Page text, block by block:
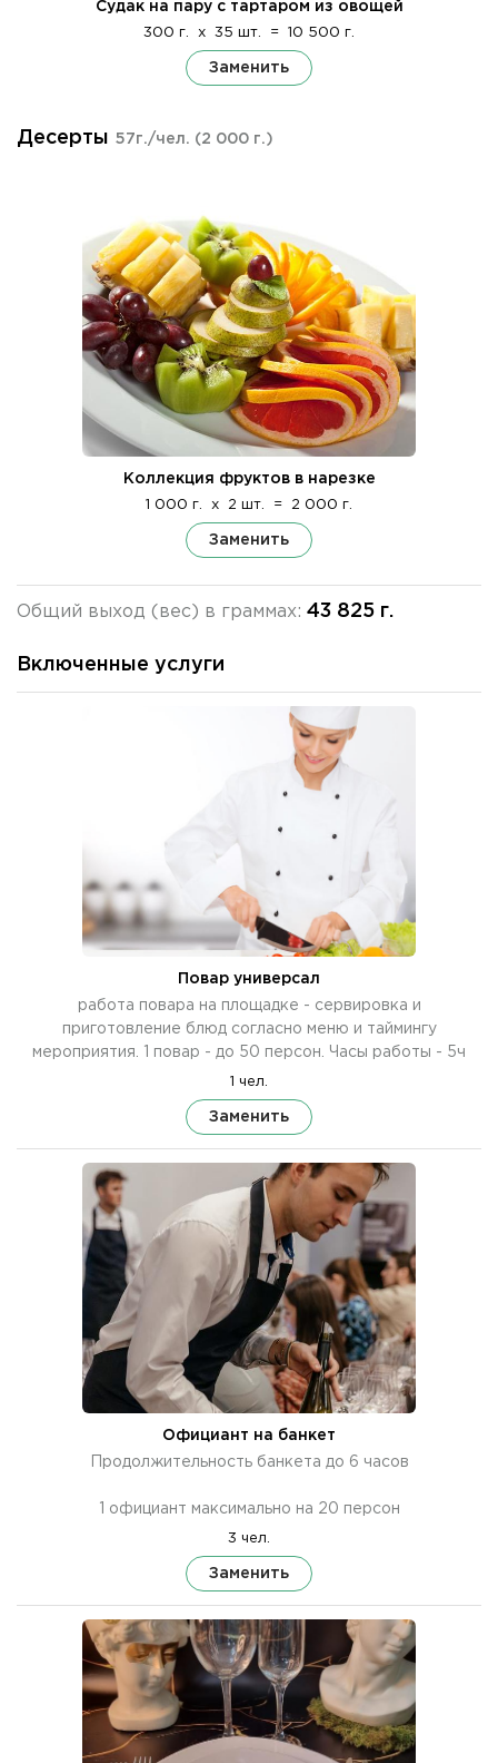
Судак на пару с тартаром из овощей
300 г. x 35 шт. = 10 500 г.
Заменить
Десерты 57г./чел. (2 000 г.)
Коллекция фруктов в нарезке
1 000 г. x 2 шт. = 2 000 г.
Заменить
Общий выход (вес) в граммах: 43 825 г.
Включенные услуги
Повар универсал
работа повара на площадке - сервировка и
приготовление блюд согласно меню и таймингу
мероприятия. 1 повар - до 50 персон. Часы работы - 5ч
1 чел.
Заменить
Официант на банкет
Продолжительность банкета до 6 часов
1 официант максимально на 20 персон
3 чел.
Заменить